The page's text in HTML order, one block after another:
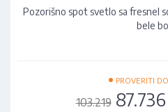
Pozorišno spot svetlo sa fresnel
bele
• PROVERITI
103.219